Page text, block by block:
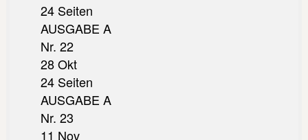
24 Seiten
AUSGABE A
Nr. 22
28 Okt
24 Seiten
AUSGABE A
Nr. 23
11 Nov